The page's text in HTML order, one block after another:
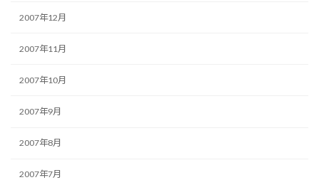
2007年12月
2007年11月
2007年10月
2007年9月
2007年8月
2007年7月